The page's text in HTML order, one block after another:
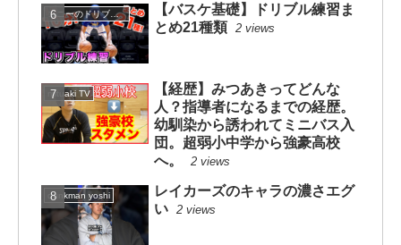
コニーのドリブルスクール
【バスケ基礎】ドリブル練習ま
とめ21種類 2 views
mituaki TV
【経歴】みつあきってどんな
人？指導者になるまでの経歴。
幼馴染から誘われてミニバス入
団。超弱小中学から強豪高校
へ。
2 views
dunkman yoshi
レイカーズのキャラの濃さエグ
い 2 views